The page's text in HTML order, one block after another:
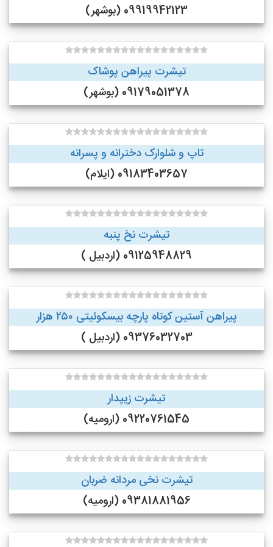
09919942123 (بوشهر)
تیشرت پیراهن پوشاک
09179051378 (بوشهر)
تاپ و شلوارک دخترانه و پسرانه
09183403657 (ایلام)
تیشرت نخ پنبه
09125948829 (اردبیل )
پیراهن آستین کوتاه پارچه بیسکوئیتی ۲۵۰ هزار
09376032703 (اردبیل )
تیشرت زیپدار
09220761545 (ارومیه)
تیشرت نخی مردانه ضربان
09381881956 (ارومیه)